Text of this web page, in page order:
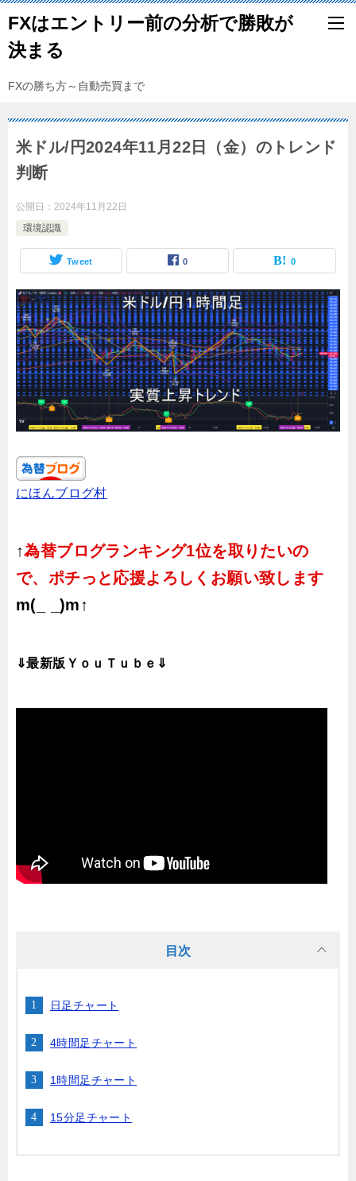
FXはエントリー前の分析で勝敗が
決まる
FXの勝ち方～自動売買まで
米ドル/円2024年11月22日（金）のトレンド
判断
公開日： 2024年11月22日
環境認識
Tweet 0 0
にほんブログ村
↑為替ブログランキング1位を取りたいの
で、ポチっと応援よろしくお願い致します
m(_ _)m↑
⇓最新版ＹｏｕＴｕｂｅ⇓
目次
日足チャート
4時間足チャート
1時間足チャート
15分足チャート